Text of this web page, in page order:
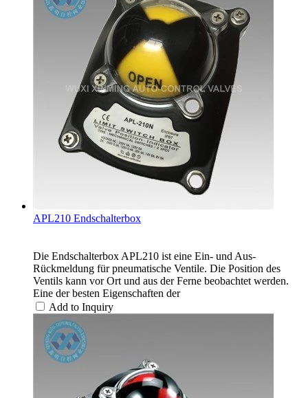
APL210 Endschalterbox
Die Endschalterbox APL210 ist eine Ein- und Aus-
Rückmeldung für pneumatische Ventile. Die Position des
Ventils kann vor Ort und aus der Ferne beobachtet werden.
Eine der besten Eigenschaften der
Add to Inquiry